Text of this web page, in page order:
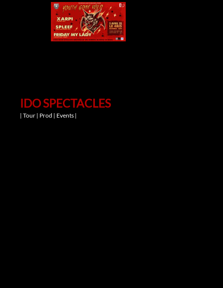
IDO SPECTACLES
| Tour | Prod | Events |